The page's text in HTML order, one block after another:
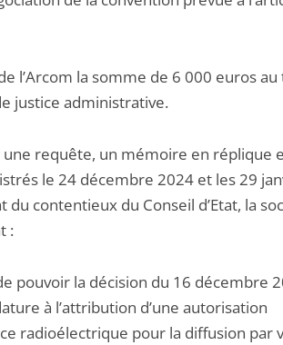
l’Arcom la somme de 6 000 euros
justice administrative.
une requête, un mémoire en réplique
le 24 décembre 2024 et les 29
contentieux du Conseil d’Etat, la
:
pouvoir la décision du 16 décembre
à l’attribution d’une autorisation
radioélectrique pour la diffusion par